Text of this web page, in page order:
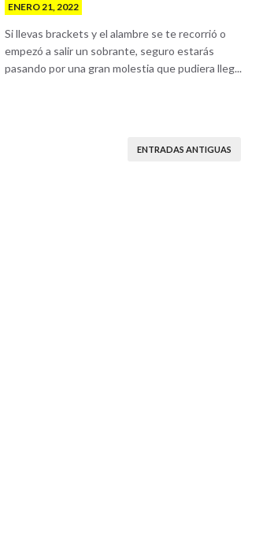
ENERO 21, 2022
Si llevas brackets y el alambre se te recorrió o
empezó a salir un sobrante, seguro estarás
pasando por una gran molestia que pudiera lleg...
ENTRADAS ANTIGUAS